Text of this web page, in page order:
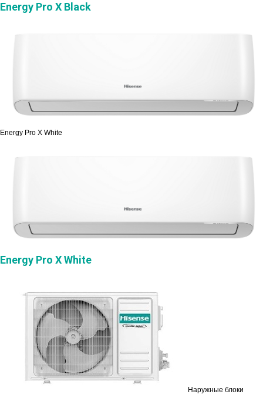
Energy Pro X Black
Energy Pro X White
Energy Pro X White
Наружные блоки